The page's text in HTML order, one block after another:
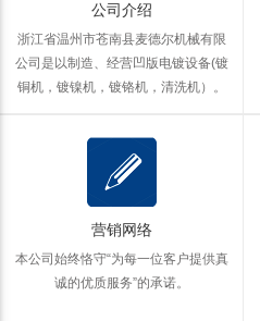
公司介绍
浙江省温州市苍南县麦德尔机械有限
公司是以制造、经营凹版电镀设备(镀
铜机，镀镍机，镀铬机，清洗机）。
营销网络
本公司始终恪守“为每一位客户提供真
诚的优质服务”的承诺。